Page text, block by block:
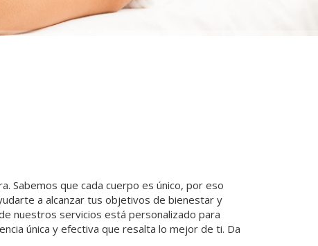
Sabemos que cada cuerpo es único, por eso
a alcanzar tus objetivos de bienestar y
nuestros servicios está personalizado para
única y efectiva que resalta lo mejor de ti. Da